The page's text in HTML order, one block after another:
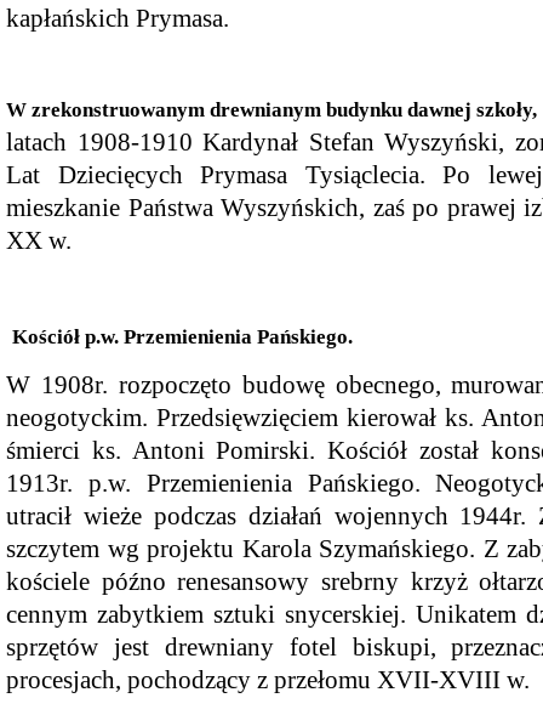
Dzień Babci i Dziadka
kapłańskich Prymasa.
W zrekonstruowanym drewnianym budynku dawnej szkoły,
latach 1908-1910 Kardynał Stefan Wyszyński,
Lat Dziecięcych Prymasa Tysiąclecia. Po
mieszkanie Państwa Wyszyńskich, zaś po prawej
XX w.
Kościół p.w. Przemienienia Pańskiego.
W 1908r. rozpoczęto budowę obecnego,
neogotyckim. Przedsięwzięciem kierował ks.
śmierci ks. Antoni Pomirski. Kościół został
1913r. p.w. Przemienienia Pańskiego.
utracił wieże podczas działań wojennych
szczytem wg projektu Karola Szymańskiego. Z
kościele późno renesansowy srebrny krzyż
cennym zabytkiem sztuki snycerskiej. Unikatem
sprzętów jest drewniany fotel biskupi,
procesjach, pochodzący z przełomu XVII-XVIII w.